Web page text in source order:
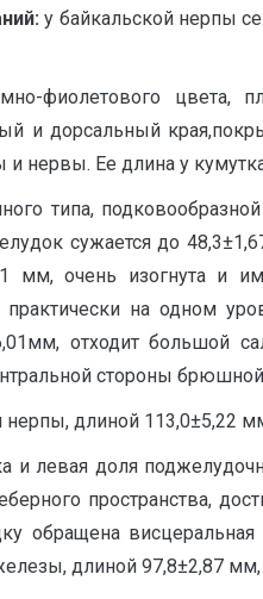
у байкальской нерпы
фиолетового цвета,
и дорсальный
и нервы. Ее длина у
типа,
сужается до
мм, очень изогнута и
практически на одном
отходит большой
стороны брюшной
длиной 113,0±5,22
и левая доля
пространства,
обращена
длиной 97,8±2,87 мм,